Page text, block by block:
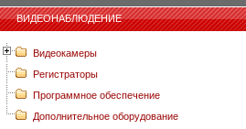
ВИДЕОНАБЛЮДЕНИЕ
Видеокамеры
Регистраторы
Программное обеспечение
Дополнительное оборудование